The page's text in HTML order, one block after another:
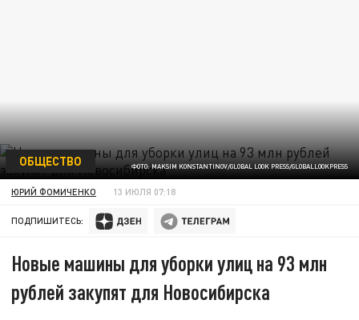
ФОТО: MAKSIM KONSTANTINOV/GLOBAL LOOK PRESS/GLOBALLOOKPRESS
ОБЩЕСТВО
ЮРИЙ ФОМИЧЕНКО 13 ИЮЛЯ 07:18
ПОДПИШИТЕСЬ:
Новые машины для уборки улиц на 93 млн
рублей закупят для Новосибирска